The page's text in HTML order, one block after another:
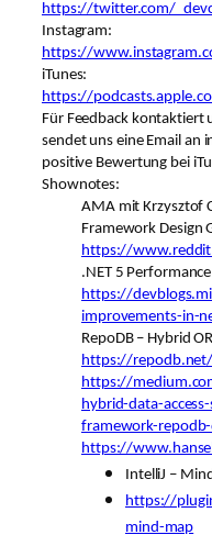
https://twitter.com/
Instagram:
https://
iTunes:
https://
Für Feedback kontaktiert
sendet uns eine Email an
positive Bewertung bei
Shownotes:
AMA mit Krzysztof
Framework Design
https://
.NET 5
https://
improvements-in-
RepoDB – Hybrid
https://repodb.net/
https://
hybrid-data-
framework-
https://
IntelliJ –
https://
mind-map